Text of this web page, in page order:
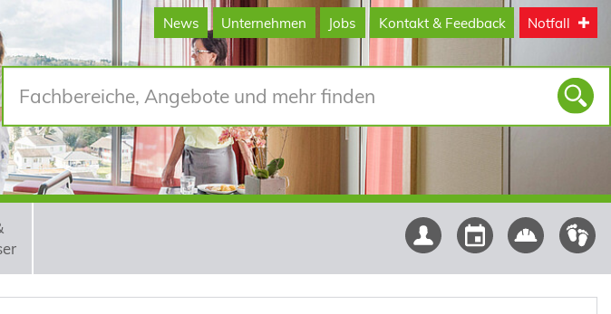
News Unternehmen Jobs Kontakt & Feedback Notfall